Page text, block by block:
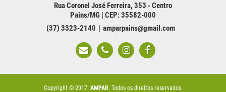
Rua Coronel José Ferreira, 353 - Centro
Pains/MG | CEP: 35582-000
(37) 3323-2140
amparpains@gmail.com
Copyright © 2017. AMPAR. Todos os direitos reservados.